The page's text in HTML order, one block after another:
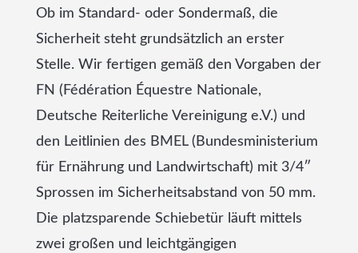
Ob im Standard- oder Sondermaß, die
Sicherheit steht grundsätzlich an erster
Stelle. Wir fertigen gemäß den Vorgaben der
FN (Fédération Équestre Nationale,
Deutsche Reiterliche Vereinigung e.V.) und
den Leitlinien des BMEL (Bundesministerium
für Ernährung und Landwirtschaft) mit 3/4″
Sprossen im Sicherheitsabstand von 50 mm.
Die platzsparende Schiebetür läuft mittels
zwei großen und leichtgängigen